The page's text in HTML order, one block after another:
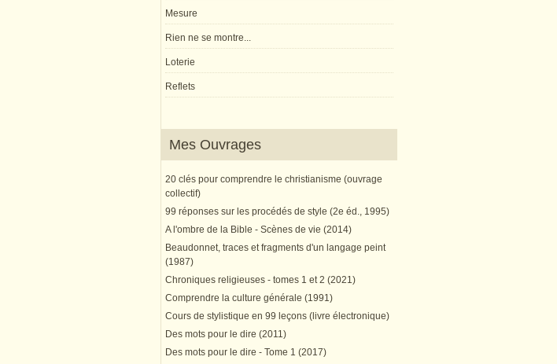
Mesure
Rien ne se montre...
Loterie
Reflets
Mes Ouvrages
20 clés pour comprendre le christianisme (ouvrage
collectif)
99 réponses sur les procédés de style (2e éd., 1995)
A l'ombre de la Bible - Scènes de vie (2014)
Beaudonnet, traces et fragments d'un langage peint
(1987)
Chroniques religieuses - tomes 1 et 2 (2021)
Comprendre la culture générale (1991)
Cours de stylistique en 99 leçons (livre électronique)
Des mots pour le dire (2011)
Des mots pour le dire - Tome 1 (2017)